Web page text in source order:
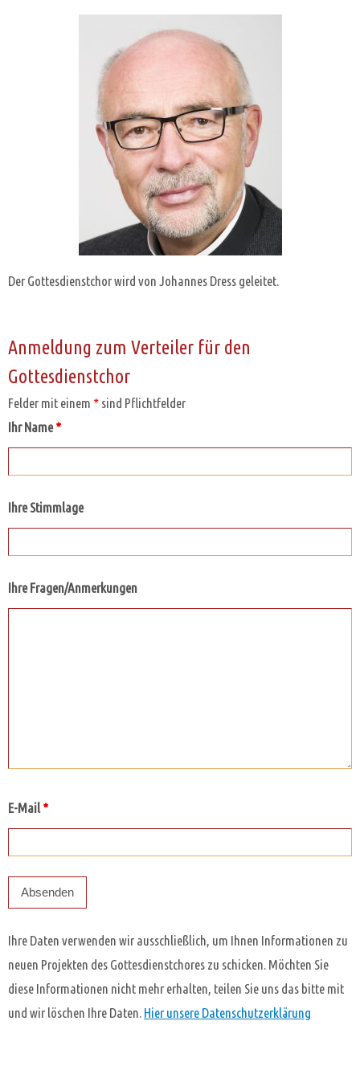
Der Gottesdienstchor wird von Johannes Dress geleitet.
Anmeldung zum Verteiler für den
Gottesdienstchor
Felder mit einem * sind Pflichtfelder
Ihr Name*
Ihre Stimmlage
Ihre Fragen/Anmerkungen
E-Mail*
Ihre Daten verwenden wir ausschließlich, um Ihnen Informationen zu
neuen Projekten des Gottesdienstchores zu schicken. Möchten Sie
diese Informationen nicht mehr erhalten, teilen Sie uns das bitte mit
und wir löschen Ihre Daten. Hier unsere Datenschutzerklärung